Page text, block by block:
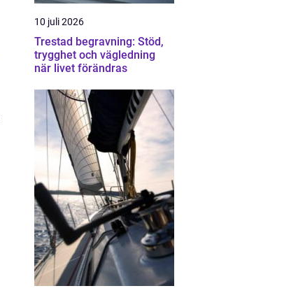
10 juli 2026
Trestad begravning: Stöd,
trygghet och vägledning
när livet förändras